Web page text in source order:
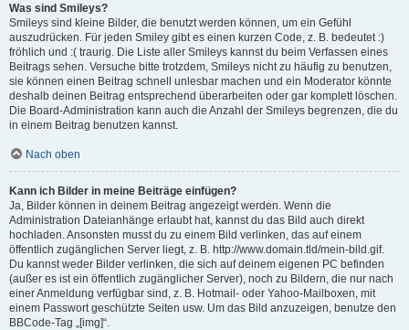
Was sind Smileys?
Smileys sind kleine Bilder, die benutzt werden können, um ein Gefühl
auszudrücken. Für jeden Smiley gibt es einen kurzen Code, z. B. bedeutet :)
fröhlich und :( traurig. Die Liste aller Smileys kannst du beim Verfassen eines
Beitrags sehen. Versuche bitte trotzdem, Smileys nicht zu häufig zu benutzen,
sie können einen Beitrag schnell unlesbar machen und ein Moderator könnte
deshalb deinen Beitrag entsprechend überarbeiten oder gar komplett löschen.
Die Board-Administration kann auch die Anzahl der Smileys begrenzen, die du
in einem Beitrag benutzen kannst.
Nach oben
Kann ich Bilder in meine Beiträge einfügen?
Ja, Bilder können in deinem Beitrag angezeigt werden. Wenn die
Administration Dateianhänge erlaubt hat, kannst du das Bild auch direkt
hochladen. Ansonsten musst du zu einem Bild verlinken, das auf einem
öffentlich zugänglichen Server liegt, z. B. http://www.domain.tld/mein-bild.gif.
Du kannst weder Bilder verlinken, die sich auf deinem eigenen PC befinden
(außer es ist ein öffentlich zugänglicher Server), noch zu Bildern, die nur nach
einer Anmeldung verfügbar sind, z. B. Hotmail- oder Yahoo-Mailboxen, mit
einem Passwort geschützte Seiten usw. Um das Bild anzuzeigen, benutze den
BBCode-Tag „[img]“.